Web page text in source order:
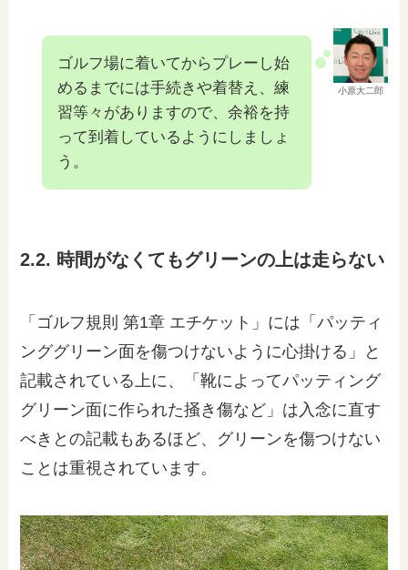
小原大二郎
ゴルフ場に着いてからプレーし始
めるまでには手続きや着替え、練
習等々がありますので、余裕を持
って到着しているようにしましょ
う。
2.2. 時間がなくてもグリーンの上は走らない
「ゴルフ規則 第1章 エチケット」には「パッティ
ンググリーン面を傷つけないように心掛ける」と
記載されている上に、「靴によってパッティング
グリーン面に作られた掻き傷など」は入念に直す
べきとの記載もあるほど、グリーンを傷つけない
ことは重視されています。